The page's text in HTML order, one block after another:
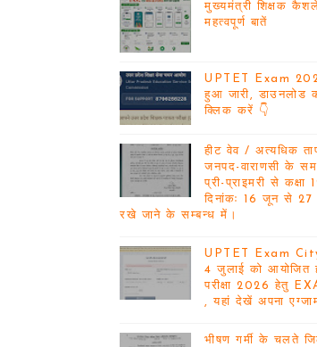
मुख्यमंत्री शिक्षक
महत्वपूर्ण बातें
UPTET Exam
हुआ जारी, डाउनलोड
क्लिक करें 👇
हीट वेव / अत्यधिक
जनपद-वाराणसी के
प्री-प्राइमरी से
दिनांकः 16 जून से
रखे जाने के सम्बन्ध में।
UPTET Exam
4 जुलाई को आयोजित
परीक्षा 2026 हेतु
, यहां देखें अपना
भीषण गर्मी के चलते